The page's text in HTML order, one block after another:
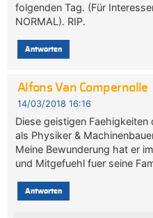
folgenden Tag. (Für
NORMAL). RIP.
Antworten
Alfons Van Compernolle
14/03/2018 16:16
Diese geistigen
als Physiker &
Meine Bewunderung hat er
und Mitgefuehl fuer seine
Antworten